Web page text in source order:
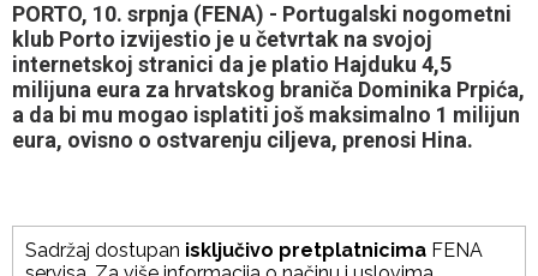
PORTO, 10. srpnja (FENA) - Portugalski nogometni
klub Porto izvijestio je u četvrtak na svojoj
internetskoj stranici da je platio Hajduku 4,5
milijuna eura za hrvatskog braniča Dominika Prpića,
a da bi mu mogao isplatiti još maksimalno 1 milijun
eura, ovisno o ostvarenju ciljeva, prenosi Hina.
Sadržaj dostupan isključivo pretplatnicima FENA